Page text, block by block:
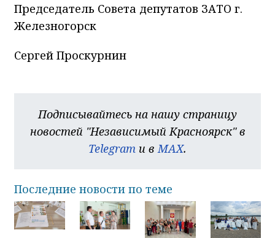
Председатель Совета депутатов ЗАТО г.
Железногорск
Сергей Проскурнин
Подписывайтесь на нашу страницу
новостей "Независимый Красноярск" в
Telegram и вMAX.
Последние новости по теме